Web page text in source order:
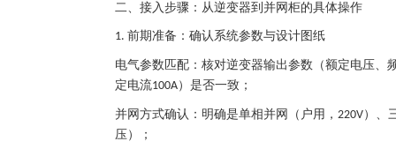
二、接入步骤：从逆变器到并网柜的具体操作
1. 前期准备：确认系统参数与设计图纸
电气参数匹配：核对逆变器输出参数（额定电压、
定电流100A）是否一致；
并网方式确认：明确是单相并网（户用， 220V）、
压）；